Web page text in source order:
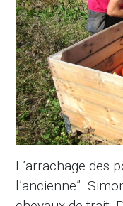
L’arrachage des
l’ancienne”.